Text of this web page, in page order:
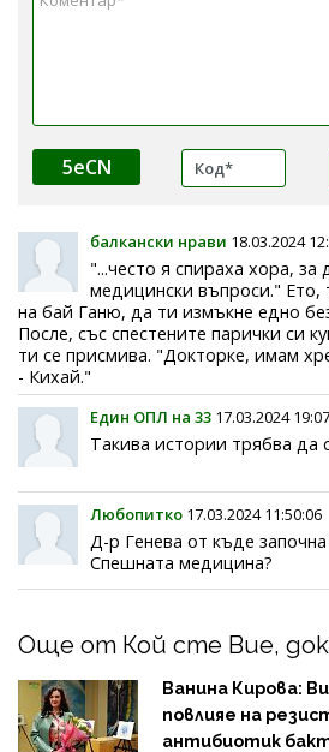
5eCN
балкански нрави 18.03.2024
"...често я спираха хора, за
медицински въпроси." Ето,
на бай Ганю, да ти измъкне едно
После, със спестените парички си
ти се присмива. "Докторке, имам
- Кихай."
Един ОПЛ на 33 17.03.2024
Такива истории трябва да
Любопитко 17.03.2024 11:50:06
Д-р Генева от къде
Спешната медицина?
Още от Кой сте Вие,
Ванина Кирова:
повлияе на
антибиотик